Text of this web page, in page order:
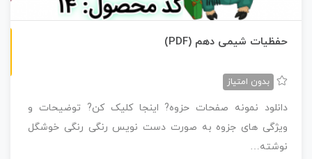
حفظیات شیمی دهم (PDF)
بدون امتیاز
دانلود نمونه صفحات حزوه? اینجا کلیک کن? توضیحات و
ویژگی های جزوه به صورت دست نویس رنگی رنگی خوشگل
نوشته…